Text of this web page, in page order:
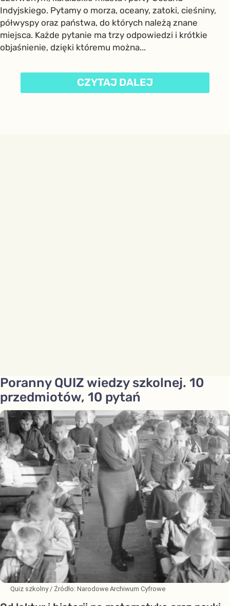
Indyjskiego. Pytamy o morza, oceany, zatoki, cieśniny,
półwyspy oraz państwa, do których należą znane
miejsca. Każde pytanie ma trzy odpowiedzi i krótkie
objaśnienie, dzięki któremu można...
CZYTAJ DALEJ
Poranny QUIZ wiedzy szkolnej. 10
przedmiotów, 10 pytań
Quiz szkolny/ Źródło: Narodowe Archiwum Cyfrowe